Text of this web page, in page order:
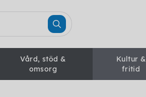
Vård, stöd &
omsorg
Kultur &
fritid